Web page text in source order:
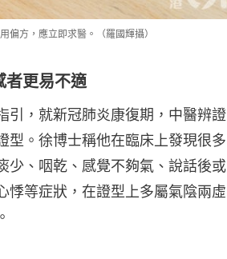
偏方，應立即求醫。（羅國輝攝）
更易不適
引，就新冠肺炎康復期，中醫辨證
型。徐博士稱他在臨床上發現很多
少、咽乾、感覺不夠氣、說話後或
悸等症狀，在證型上多屬氣陰兩虛